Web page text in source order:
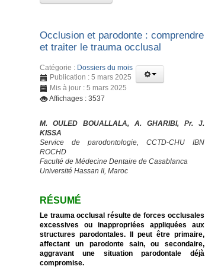
Occlusion et parodonte : comprendre
et traiter le trauma occlusal
Catégorie : Dossiers du mois
Publication : 5 mars 2025
Mis à jour : 5 mars 2025
Affichages : 3537
M. OULED BOUALLALA, A. GHARIBI, Pr. J.
KISSA
Service de parodontologie, CCTD-CHU IBN
ROCHD
Faculté de Médecine Dentaire de Casablanca
Université Hassan II, Maroc
RÉSUMÉ
Le trauma occlusal résulte de forces occlusales
excessives ou inappropriées appliquées aux
structures parodontales. Il peut être primaire,
affectant un parodonte sain, ou secondaire,
aggravant une situation parodontale déjà
compromise.